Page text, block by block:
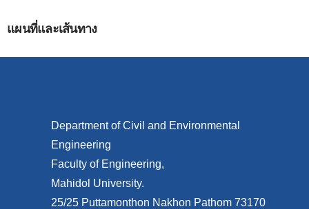
แผนที่และเส้นทาง
Department of Civil and Environmental
Engineering
Faculty of Engineering,
Mahidol University.
25/25 Puttamonthon Nakhon Pathom 73170